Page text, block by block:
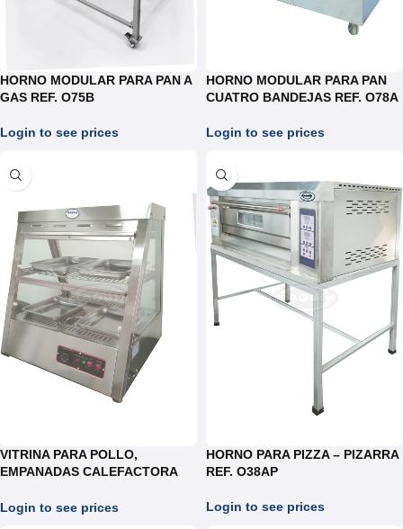
HORNO MODULAR PARA PAN A
GAS REF. O75B
Login to see prices
HORNO MODULAR PARA PAN
CUATRO BANDEJAS REF. O78A
Login to see prices
VITRINA PARA POLLO,
EMPANADAS CALEFACTORA
Login to see prices
HORNO PARA PIZZA – PIZARRA
REF. O38AP
Login to see prices